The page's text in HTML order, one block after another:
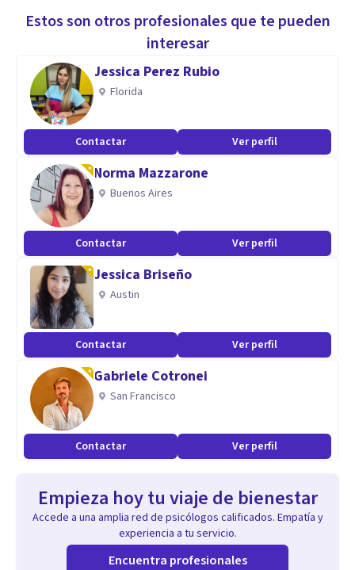
también trabajo con diferentes técnicas y teorías.
Aptitudes
Mis aptitudes creo que la mayoría de los pacientes siempre
encuentra una mirada objetiva, pero empatizando con lo
que le sucede a la persona que viene a sesión, es decir
teniendo una mirada integral como se siente, como se vive
y como se piensa.
Estos son otros profesionales que te pueden
interesar
Jessica Perez Rubio
Florida
Contactar Ver perfil
Norma Mazzarone
Buenos Aires
Contactar Ver perfil
Jessica Briseño
Austin
Contactar Ver perfil
Gabriele Cotronei
San Francisco
Contactar Ver perfil
Empieza hoy tu viaje de bienestar
Accede a una amplia red de psicólogos calificados. Empatía y
experiencia a tu servicio.
Encuentra profesionales